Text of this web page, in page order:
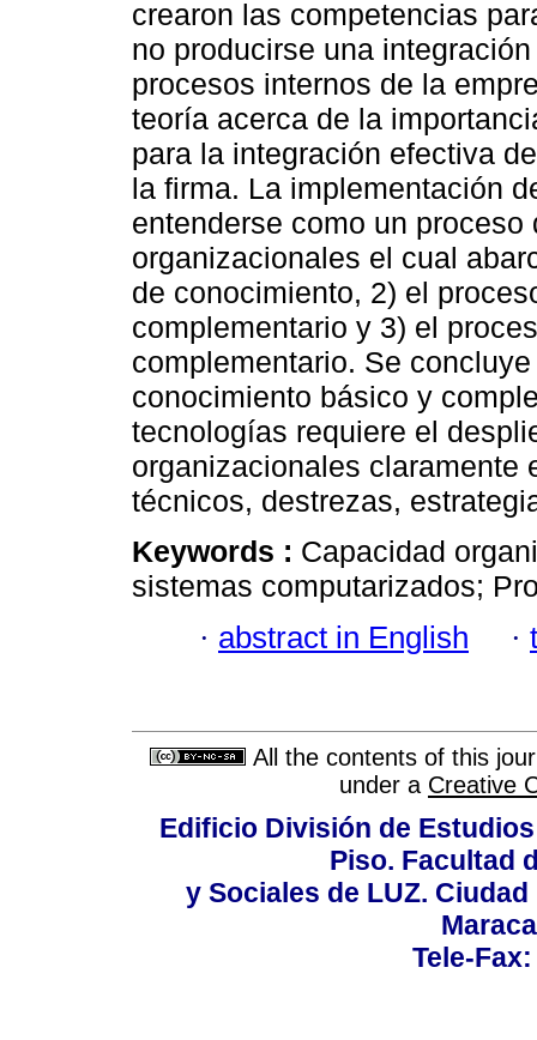
crearon las competencias
no producirse una
procesos internos de la
teoría acerca de la
para la integración efectiva
la firma. La implementación
entenderse como un
organizacionales el cual
de conocimiento, 2) el
complementario y 3) el
complementario. Se
conocimiento básico y
tecnologías requiere el
organizacionales claramente
técnicos, destrezas,
Keywords : Capacidad
sistemas computarizados;
· abstract in English ·
All the contents of this
under a Creative
Edificio División de
Piso. Facultad
y Sociales de LUZ.
Tele-